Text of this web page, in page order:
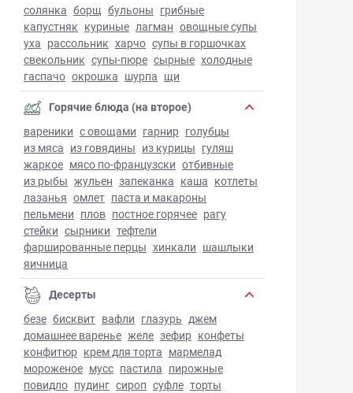
солянка борщ бульоны грибные
капустняк куриные лагман овощные супы
уха рассольник харчо супы в горшочках
свекольник супы-пюре сырные холодные
гаспачо окрошка шурпа щи
Горячие блюда (на второе)
вареники с овощами гарнир голубцы
из мяса из говядины из курицы гуляш
жаркое мясо по-французски отбивные
из рыбы жульен запеканка каша котлеты
лазанья омлет паста и макароны
пельмени плов постное горячее рагу
стейки сырники тефтели
фаршированные перцы хинкали шашлыки
яичница
Десерты
безе бисквит вафли глазурь джем
домашнее варенье желе зефир конфеты
конфитюр крем для торта мармелад
мороженое мусс пастила пирожные
повидло пудинг сироп суфле торты